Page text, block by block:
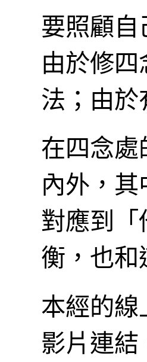
要照顧自
由於修
法；由於
在四念處
內外，
對應到「
衡，也和
本經的線
影片連結